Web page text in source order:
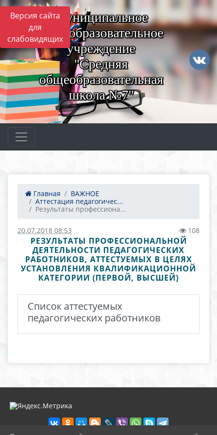
Версия сайта
для
слабовидящих
Муниципальное
общеобразовательное
учреждение
"Средняя
общеобразовательная
школа №7"
Главная
ВАЖНОЕ
Аттестация педагогичес...
Результаты профессиона...
20.07.2018 08:53 108
РЕЗУЛЬТАТЫ ПРОФЕССИОНАЛЬНОЙ
ДЕЯТЕЛЬНОСТИ ПЕДАГОГИЧЕСКИХ
РАБОТНИКОВ, АТТЕСТУЕМЫХ В ЦЕЛЯХ
УСТАНОВЛЕНИЯ КВАЛИФИКАЦИОННОЙ
КАТЕГОРИИ (ПЕРВОЙ, ВЫСШЕЙ)
Список аттестуемых
педагогических работников